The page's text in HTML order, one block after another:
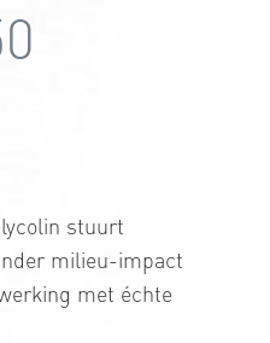
stuurt
milieu-impact
met échte